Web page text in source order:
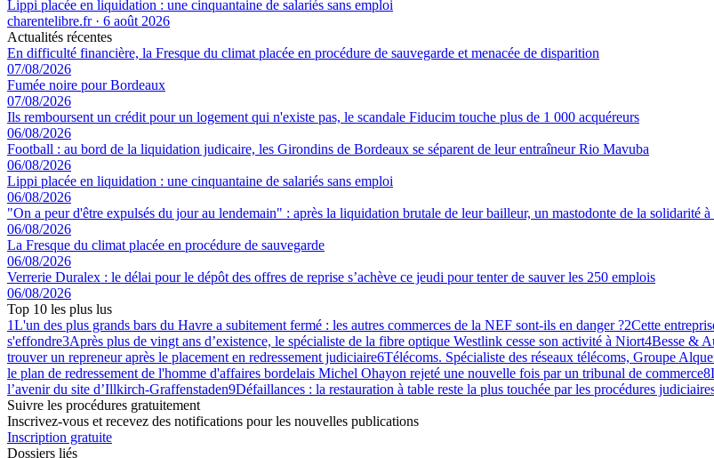
Lippi placée en liquidation : une cinquantaine de salariés sans emploi
charentelibre.fr· 6 août 2026
Actualités récentes
En difficulté financière, la Fresque du climat placée en procédure de sauvegarde et menacée de disparition
07/08/2026
Fumée noire pour Bordeaux
07/08/2026
Ils remboursent un crédit pour un logement qui n'existe pas, le scandale Fiducim touche plus de 1 000 acquéreurs
06/08/2026
Football : au bord de la liquidation judicaire, les Girondins de Bordeaux se séparent de leur entraîneur Rio Mavuba
06/08/2026
Lippi placée en liquidation : une cinquantaine de salariés sans emploi
06/08/2026
"On a peur d'être expulsés du jour au lendemain" : après la liquidation brutale de leur bailleur, un mastodonte de la solidarité
06/08/2026
La Fresque du climat placée en procédure de sauvegarde
06/08/2026
Verrerie Duralex : le délai pour le dépôt des offres de reprise s’achève ce jeudi pour tenter de sauver les 250 emplois
06/08/2026
Top 10 les plus lus
1L'un des plus grands bars du Havre a subitement fermé : les autres commerces de la NEF sont-ils en danger ?2Cette
s'effondre3Après plus de vingt ans d’existence, le spécialiste de la fibre optique Westlink cesse son activité à Niort4Besse &
trouver un repreneur après le placement en redressement judiciaire6Télécoms. Spécialiste des réseaux télécoms, Groupe
le plan de redressement de l'homme d'affaires bordelais Michel Ohayon rejeté une nouvelle fois par un tribunal de commerce8
l’avenir du site d’Illkirch-Graffenstaden9Défaillances : la restauration à table reste la plus touchée par les procédures
Suivre les procédures gratuitement
Inscrivez-vous et recevez des notifications pour les nouvelles publications
Inscription gratuite
Dossiers liés